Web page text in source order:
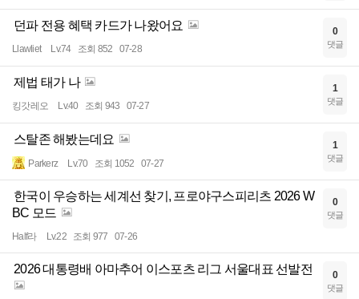
던파 전용 혜택 카드가 나왔어요
Llawliet Lv.74 조회 852 07-28
0
댓글
제법 태가 나
킹갓레오 Lv.40 조회 943 07-27
1
댓글
스탈존 해봤는데요
Parkerz Lv.70 조회 1052 07-27
1
댓글
한국이 우승하는 세계선 찾기, 프로야구스피리츠 2026 W
BC 모드
Half라 Lv.22 조회 977 07-26
0
댓글
2026 대통령배 아마추어 이스포츠 리그 서울대표 선발전 0
댓글